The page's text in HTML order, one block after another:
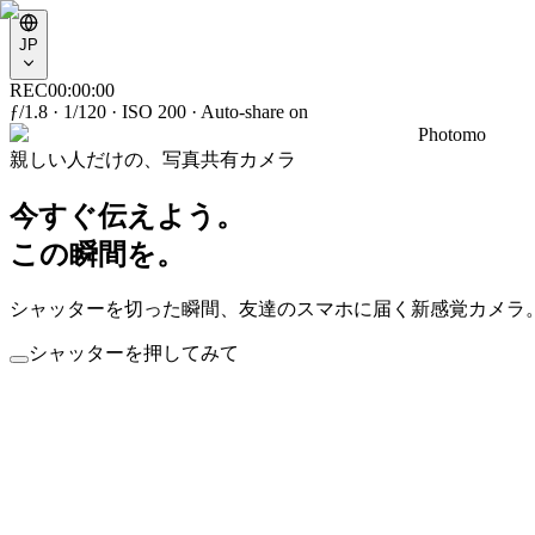
JP
REC00:00:00
ƒ/1.8 · 1/120 · ISO 200 · Auto-share on
Photomo
親しい人だけの、写真共有カメラ
今すぐ伝えよう。
この瞬間を。
シャッターを切った瞬間、友達のスマホに届く新感覚カメラ
シャッターを押してみて